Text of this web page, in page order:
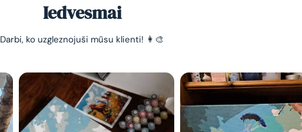
Iedvesmai
Darbi, ko uzgleznojuši mūsu klienti! 👩‍🎨-10% pirmajam
Vienkāršs veids, kā atslābināties un
nomierināt trauksmainās domas 😌